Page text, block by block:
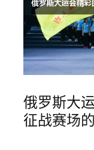
俄罗斯大
征战赛场